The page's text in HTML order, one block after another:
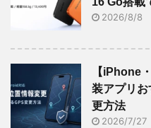
2026/8/8
【iPhone
装アプリ
更方法
2026/7/27